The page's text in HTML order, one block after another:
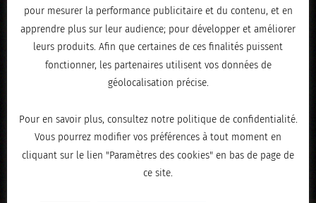
« PRÉCÉDENT
pour mesurer la performance publicitaire et du contenu, et en
apprendre plus sur leur audience; pour développer et améliorer
leurs produits. Afin que certaines de ces finalités puissent
fonctionner, les partenaires utilisent vos données de
géolocalisation précise.
Pour en savoir plus, consultez notre politique de confidentialité.
Vous pourrez modifier vos préférences à tout moment en
cliquant sur le lien "Paramètres des cookies" en bas de page de
ce site.